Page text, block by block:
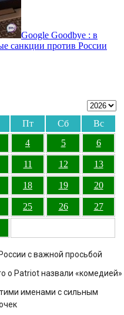
Google Goodbye : в
санкции против России
Пт Сб
Вс
4 5 6
11 12 13
18 19 20
25 26 27
с важной просьбой
о Patriot назвали «комедией»
именами с сильным